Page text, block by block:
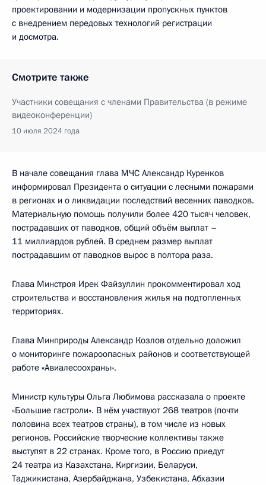
проектировании и модернизации пропускных пунктов
с внедрением передовых технологий регистрации
и досмотра.
Смотрите также
Участники совещания с членами Правительства (в режиме
видеоконференции)
10 июля 2024 года
В начале совещания глава МЧС Александр Куренков
информировал Президента о ситуации с лесными пожарами
в регионах и о ликвидации последствий весенних паводков.
Материальную помощь получили более 420 тысяч человек,
пострадавших от паводков, общий объём выплат –
11 миллиардов рублей. В среднем размер выплат
пострадавшим от паводков вырос в полтора раза.
Глава Минстроя Ирек Файзуллин прокомментировал ход
строительства и восстановления жилья на подтопленных
территориях.
Глава Минприроды Александр Козлов отдельно доложил
о мониторинге пожароопасных районов и соответствующей
работе «Авиалесоохраны».
Министр культуры Ольга Любимова рассказала о проекте
«Большие гастроли». В нём участвуют 268 театров (почти
половина всех театров страны), в том числе из новых
регионов. Российские творческие коллективы также
выступят в 22 странах. Кроме того, в Россию приедут
24 театра из Казахстана, Киргизии, Беларуси,
Таджикистана, Азербайджана, Узбекистана, Абхазии